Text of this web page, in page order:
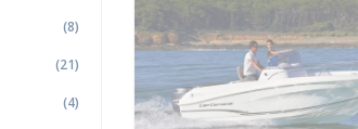
(8)
(21)
(4)